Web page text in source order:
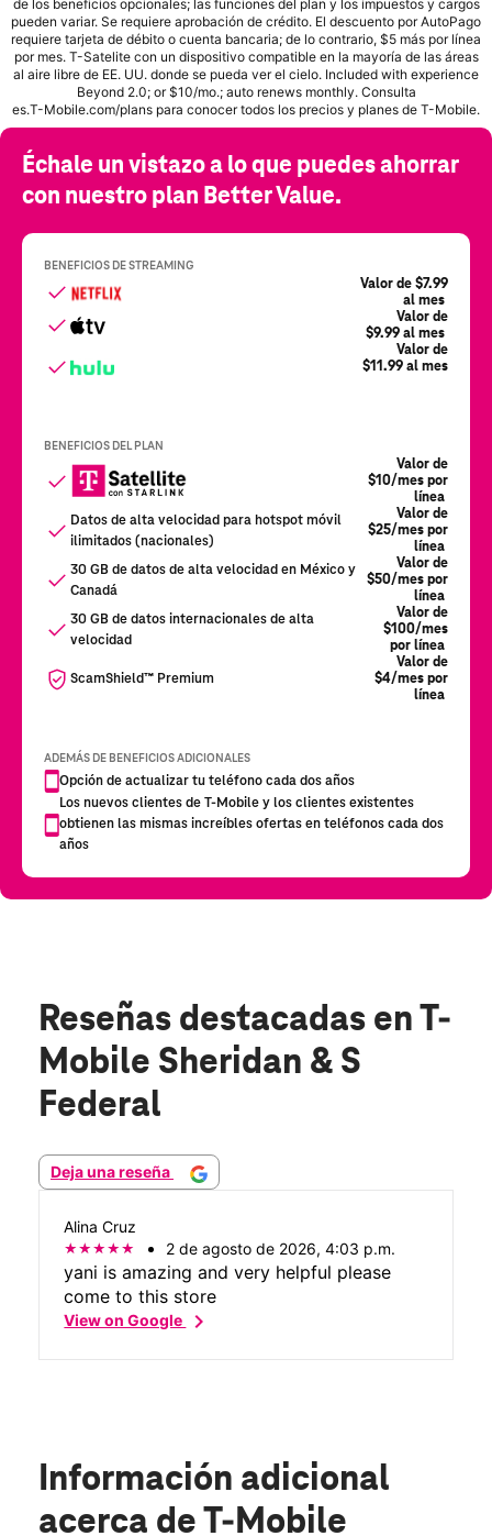
Reseñas destacadas en T-
Mobile Sheridan & S
Federal
Deja una reseña
Alina Cruz
2 de agosto de 2026, 4:03 p.m.
yani is amazing and very helpful please
come to this store
View on Googlechevron_right
Información adicional
acerca de T-Mobile